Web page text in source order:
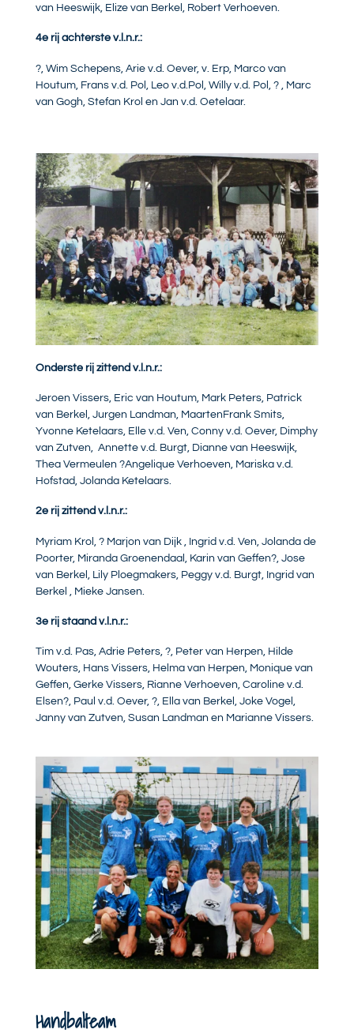
van Heeswijk, Elize van Berkel, Robert Verhoeven.
4e rij achterste v.l.n.r.:
?, Wim Schepens, Arie v.d. Oever, v. Erp, Marco van
Houtum, Frans v.d. Pol, Leo v.d.Pol, Willy v.d. Pol, ? , Marc
van Gogh, Stefan Krol en Jan v.d. Oetelaar.
Onderste rij zittend v.l.n.r.:
Jeroen Vissers, Eric van Houtum, Mark Peters, Patrick
van Berkel, Jurgen Landman, MaartenFrank Smits,
Yvonne Ketelaars, Elle v.d. Ven, Conny v.d. Oever, Dimphy
van Zutven, Annette v.d. Burgt, Dianne van Heeswijk,
Thea Vermeulen ?Angelique Verhoeven, Mariska v.d.
Hofstad, Jolanda Ketelaars.
2e rij zittend v.l.n.r.:
Myriam Krol, ? Marjon van Dijk , Ingrid v.d. Ven, Jolanda de
Poorter, Miranda Groenendaal, Karin van Geffen?, Jose
van Berkel, Lily Ploegmakers, Peggy v.d. Burgt, Ingrid van
Berkel , Mieke Jansen.
3e rij staand v.l.n.r.:
Tim v.d. Pas, Adrie Peters, ?, Peter van Herpen, Hilde
Wouters, Hans Vissers, Helma van Herpen, Monique van
Geffen, Gerke Vissers, Rianne Verhoeven, Caroline v.d.
Elsen?, Paul v.d. Oever, ?, Ella van Berkel, Joke Vogel,
Janny van Zutven, Susan Landman en Marianne Vissers.
Handbalteam